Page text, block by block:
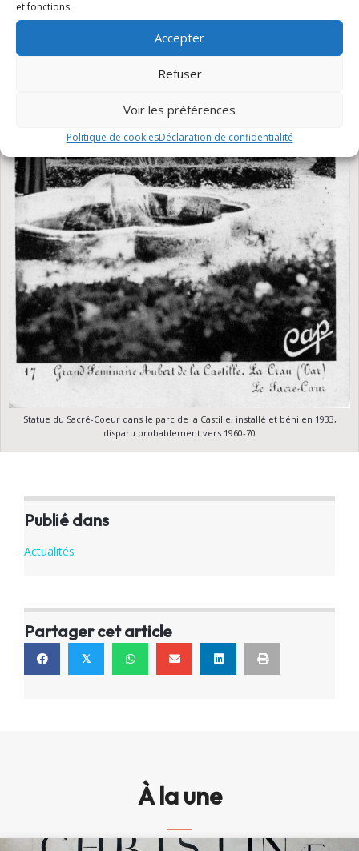
et fonctions.
Accepter
Refuser
Voir les préférences
Politique de cookiesDéclaration de confidentialité
Statue du Sacré-Coeur dans le parc de la Castille, installé et béni en 1933,
disparu probablement vers 1960-70
Publié dans
Actualités
Partager cet article
𝕏
À la une